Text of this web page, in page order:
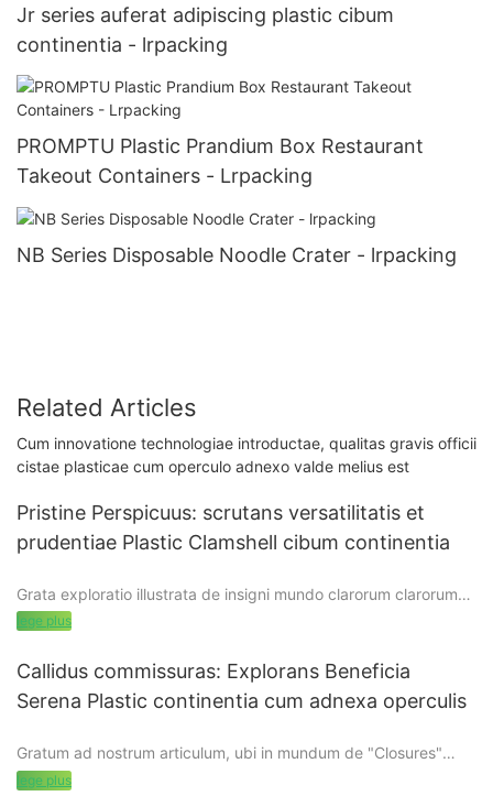
Jr series auferat adipiscing plastic cibum
continentia - lrpacking
PROMPTU Plastic Prandium Box Restaurant
Takeout Containers - Lrpacking
NB Series Disposable Noodle Crater - lrpacking
Related Articles
Cum innovatione technologiae introductae, qualitas gravis officii
cistae plasticae cum operculo adnexo valde melius est
Pristine Perspicuus: scrutans versatilitatis et
prudentiae Plastic Clamshell cibum continentia
Grata exploratio illustrata de insigni mundo clarorum clarorum
plasticorum vasis cibi! In hoc articulo captando, versatilem et
eorum arcana retegendo et innumerabilia eorum beneficia
detegendo. Coniunge nos ut illecebras et functiones
detegamus in his receptaculis priscis perlucidis jacentibus. Sive
sive negotiator pragmaticus, hoc prudentissimus iter te
rationibus abundantibus alliget, cur clarum plasticum vasis cibi
lege plus
Callidus commissuras: Explorans Beneficia
Serena Plastic continentia cum adnexa operculis
Gratum ad nostrum articulum, ubi in mundum de "Closures"
callidis: Explorans Beneficia Serenum Plastic continentia cum
lege plus